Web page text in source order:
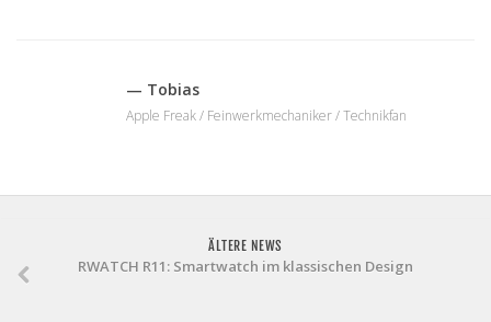
— Tobias
Apple Freak / Feinwerkmechaniker / Technikfan
ÄLTERE NEWS
RWATCH R11: Smartwatch im klassischen Design